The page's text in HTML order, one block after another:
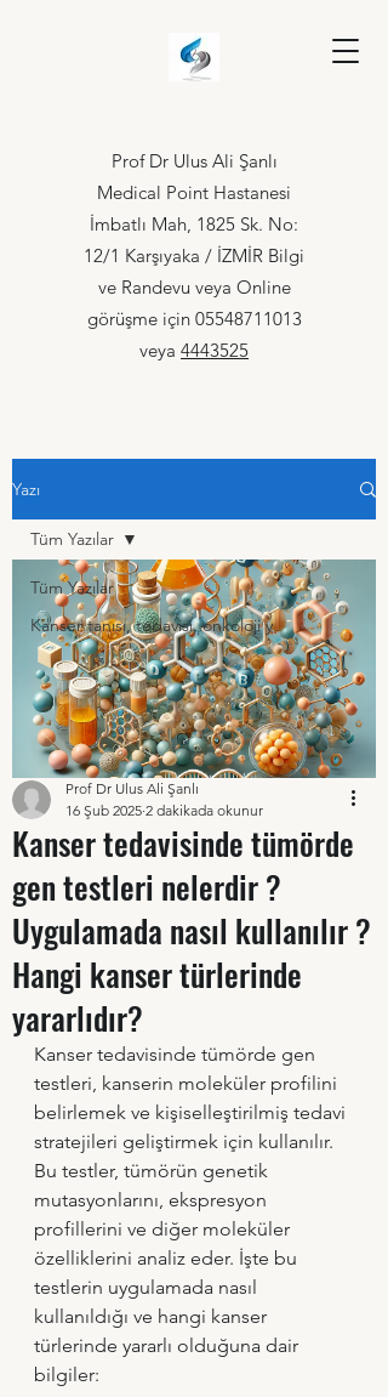
Prof Dr Ulus Ali Şanlı
Medical Point Hastanesi
İmbatlı Mah, 1825 Sk. No:
12/1 Karşıyaka / İZMİR Bilgi
ve Randevu veya Online
görüşme için 05548711013
veya 4443525
Yazı
Tüm Yazılar
Kanser tanısı, tedavisi, onkoloji y
Tüm Yazılar
Kanser tedavisinde tümörde
gen testleri nelerdir ?
Uygulamada nasıl kullanılır ?
Hangi kanser türlerinde
yararlıdır?
Prof Dr Ulus Ali Şanlı
16 Şub 2025 2 dakikada okunur
Kanser tedavisinde tümörde gen
testleri, kanserin moleküler profilini
belirlemek ve kişiselleştirilmiş tedavi
stratejileri geliştirmek için kullanılır.
Bu testler, tümörün genetik
mutasyonlarını, ekspresyon
profillerini ve diğer moleküler
özelliklerini analiz eder. İşte bu
testlerin uygulamada nasıl
kullanıldığı ve hangi kanser
türlerinde yararlı olduğuna dair
bilgiler: